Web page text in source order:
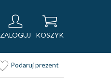
ZALOGUJ KOSZYK
Podaruj prezent